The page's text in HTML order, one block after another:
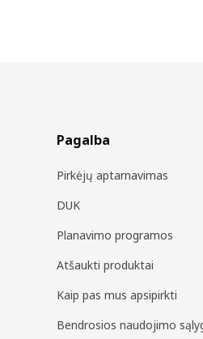
Pagalba
Pirkėjų aptarnavimas
DUK
Planavimo programos
Atšaukti produktai
Kaip pas mus apsipirkti
Bendrosios naudojimo